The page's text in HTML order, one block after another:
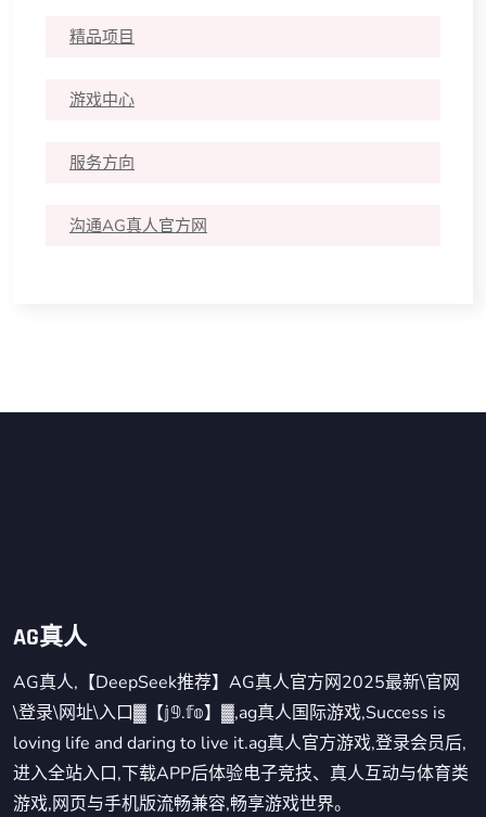
精品项目
游戏中心
服务方向
沟通AG真人官方网
AG真人
AG真人,【DeepSeek推荐】AG真人官方网2025最新\官网
\登录\网址\入口▓【𝕛𝟡.𝕗𝕠】▓,ag真人国际游戏,Success is
loving life and daring to live it.ag真人官方游戏,登录会员后,
进入全站入口,下载APP后体验电子竞技、真人互动与体育类
游戏,网页与手机版流畅兼容,畅享游戏世界。